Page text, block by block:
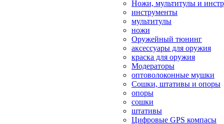
Ножи, мультитулы и
инструменты
мультитулы
ножи
Оружейный тюнинг
аксессуары для оружия
краска для оружия
Модераторы
оптоволоконные мушки
Сошки, штативы и опоры
опоры
сошки
штативы
Цифровые GPS компасы